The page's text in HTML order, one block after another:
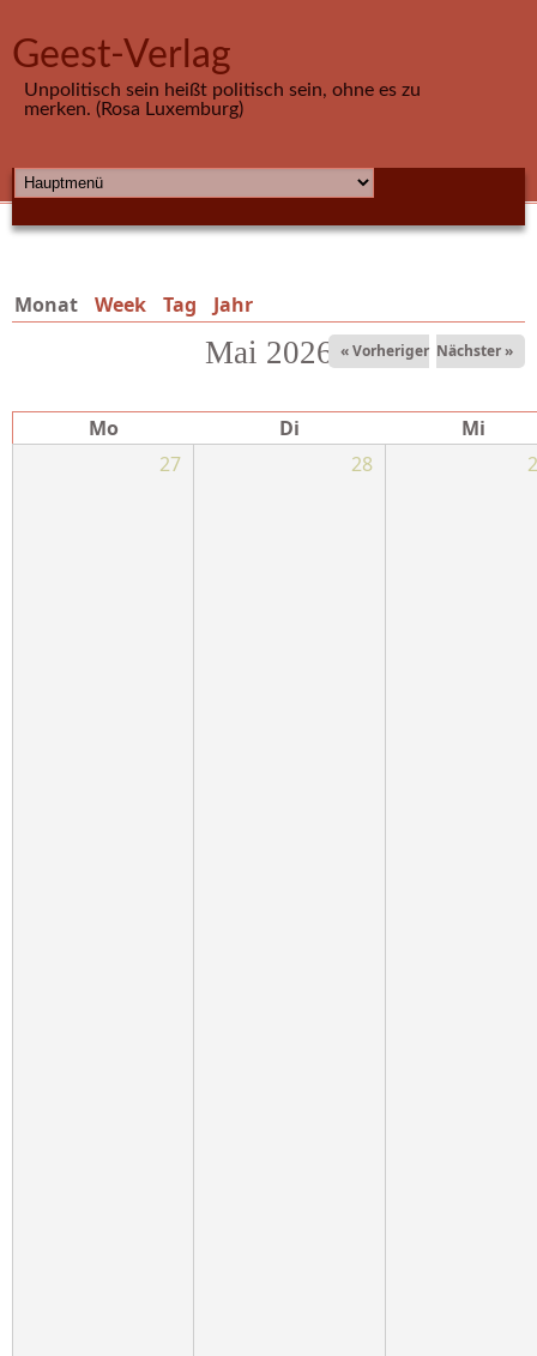
Geest-Verlag
Unpolitisch sein heißt politisch sein, ohne es zu
merken. (Rosa Luxemburg)
HAUPTMENÜ
Monat (aktiver Reiter)
Week Tag Jahr
Mai 2026 « Vorheriger Nächster »
Mo Di
Mi
27
28